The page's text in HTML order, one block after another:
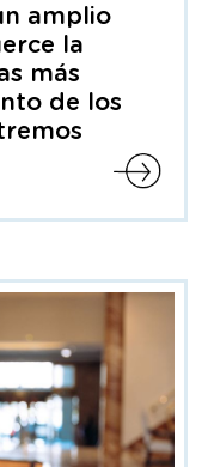
amplio
la
más
de los